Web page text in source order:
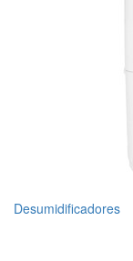
Desumidificadores